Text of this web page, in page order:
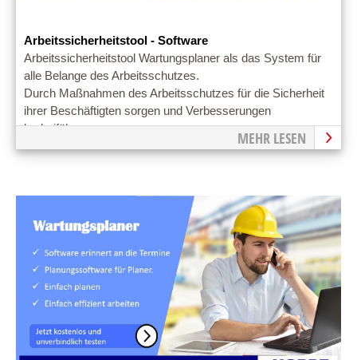
Arbeitssicherheitstool - Software
Arbeitssicherheitstool Wartungsplaner als das System für
alle Belange des Arbeitsschutzes.
Durch Maßnahmen des Arbeitsschutzes für die Sicherheit
ihrer Beschäftigten sorgen und Verbesserungen
herbeiführen
MEHR LESEN